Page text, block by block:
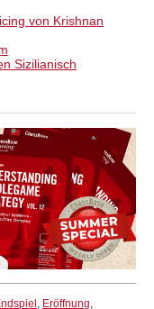
von Krishnan
Sizilianisch
Eröffnung